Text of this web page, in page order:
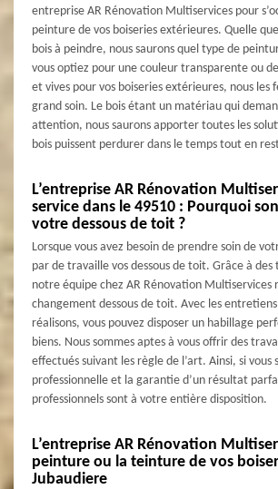
entreprise AR Rénovation Multiservices pour
peinture de vos boiseries extérieures. Quelle
bois à peindre, nous saurons quel type de
vous optiez pour une couleur transparente ou
et vives pour vos boiseries extérieures, nous les
grand soin. Le bois étant un matériau qui
attention, nous saurons apporter toutes les
bois puissent perdurer dans le temps tout en
L’entreprise AR Rénovation
service dans le 49510 : Pourquoi
votre dessous de toit ?
Lorsque vous avez besoin de prendre soin de
par de travaille vos dessous de toit. Grâce à
notre équipe chez AR Rénovation Multiservices
changement dessous de toit. Avec les
réalisons, vous pouvez disposer un habillage
biens. Nous sommes aptes à vous offrir des
effectués suivant les règle de l’art. Ainsi, si vous
professionnelle et la garantie d’un résultat
professionnels sont à votre entière disposition.
L’entreprise AR Rénovation
peinture ou la teinture de vos
Jubaudiere